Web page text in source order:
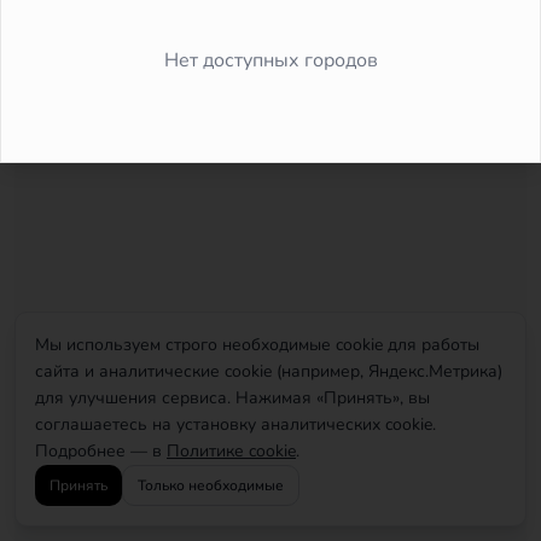
Мы используем строго необходимые cookie для работы
сайта и аналитические cookie (например, Яндекс.Метрика)
для улучшения сервиса. Нажимая «Принять», вы
соглашаетесь на установку аналитических cookie.
Подробнее — в Политике cookie.
Принять Только необходимые
Нет доступных городов